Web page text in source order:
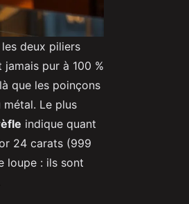
deux piliers
jamais pur à 100 %
que les poinçons
Le plus
indique quant
24 carats (999
loupe : ils sont